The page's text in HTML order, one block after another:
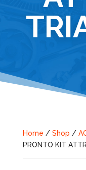
Home / Shop /
PRONTO KIT